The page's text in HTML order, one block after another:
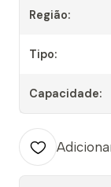
Região:
Tipo:
Capacidade: